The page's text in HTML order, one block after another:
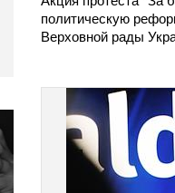
политическую
Верховной рады